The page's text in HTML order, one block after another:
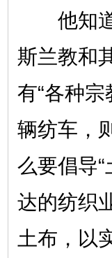
他知道
斯兰教和
有“各种
辆纺车，
么要倡导
达的纺织
土布，以